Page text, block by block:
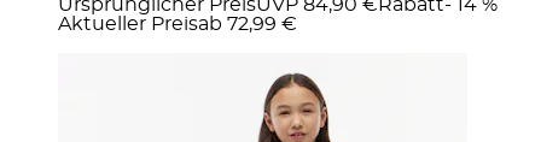
Ursprünglicher PreisUVP 84,90 € Rabatt- 14 %
Aktueller Preisab 72,99 €